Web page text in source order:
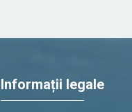
Informații legale